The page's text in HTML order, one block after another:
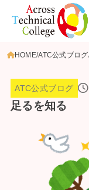
HOME ATC公式ブログ
ATC公式ブログ
足るを知る